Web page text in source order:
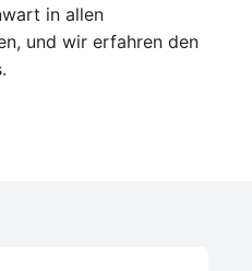
in allen
und wir erfahren den